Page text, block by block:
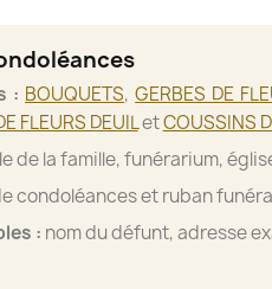
: BOUQUETS,GERBES DE
FLEURS DEUILetCOUSSINS
de la famille, funérarium,
condoléances et ruban
: nom du défunt, adresse